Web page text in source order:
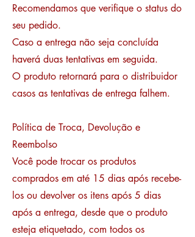
Recomendamos que verifique o status do
seu pedido.
Caso a entrega não seja concluída
haverá duas tentativas em seguida.
O produto retornará para o distribuidor
casos as tentativas de entrega falhem.
Política de Troca, Devolução e
Reembolso
Você pode trocar os produtos
comprados em até 15 dias após recebe-
los ou devolver os itens após 5 dias
após a entrega, desde que o produto
esteja etiquetado, com todos os